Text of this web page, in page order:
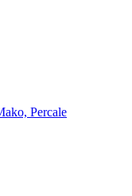
Percale